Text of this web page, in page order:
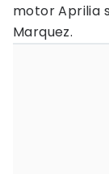
motor Aprilia
Marquez.